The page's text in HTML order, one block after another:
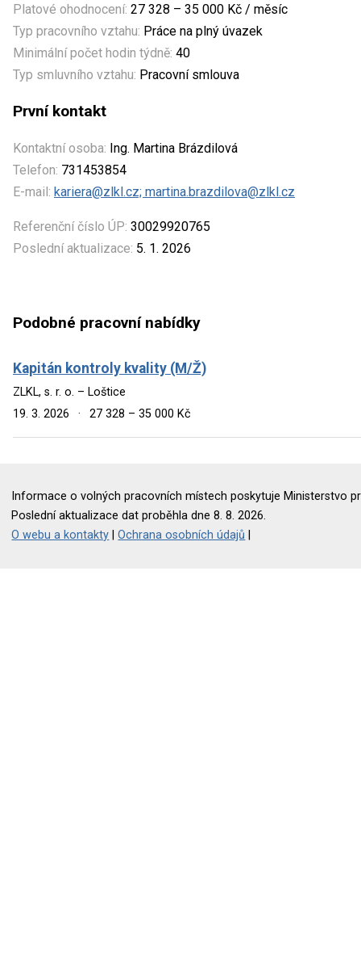
Platové ohodnocení: 27 328 – 35 000 Kč / měsíc
Typ pracovního vztahu: Práce na plný úvazek
Minimální počet hodin týdně: 40
Typ smluvního vztahu: Pracovní smlouva
První kontakt
Kontaktní osoba: Ing. Martina Brázdilová
Telefon: 731453854
E-mail: kariera@zlkl.cz; martina.brazdilova@zlkl.cz
Referenční číslo ÚP: 30029920765
Poslední aktualizace: 5. 1. 2026
Podobné pracovní nabídky
Kapitán kontroly kvality (M/Ž)
ZLKL, s. r. o. – Loštice
19. 3. 2026
· 27 328 – 35 000 Kč
Informace o volných pracovních místech poskytuje Ministerstvo
Poslední aktualizace dat proběhla dne 8. 8. 2026.
O webu a kontakty |Ochrana osobních údajů